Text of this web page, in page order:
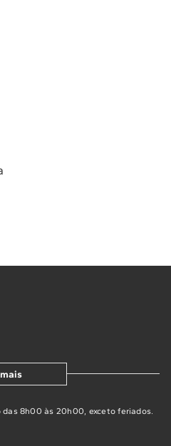
assistência técnica
das 8h00 às 20h00, exceto feriados.